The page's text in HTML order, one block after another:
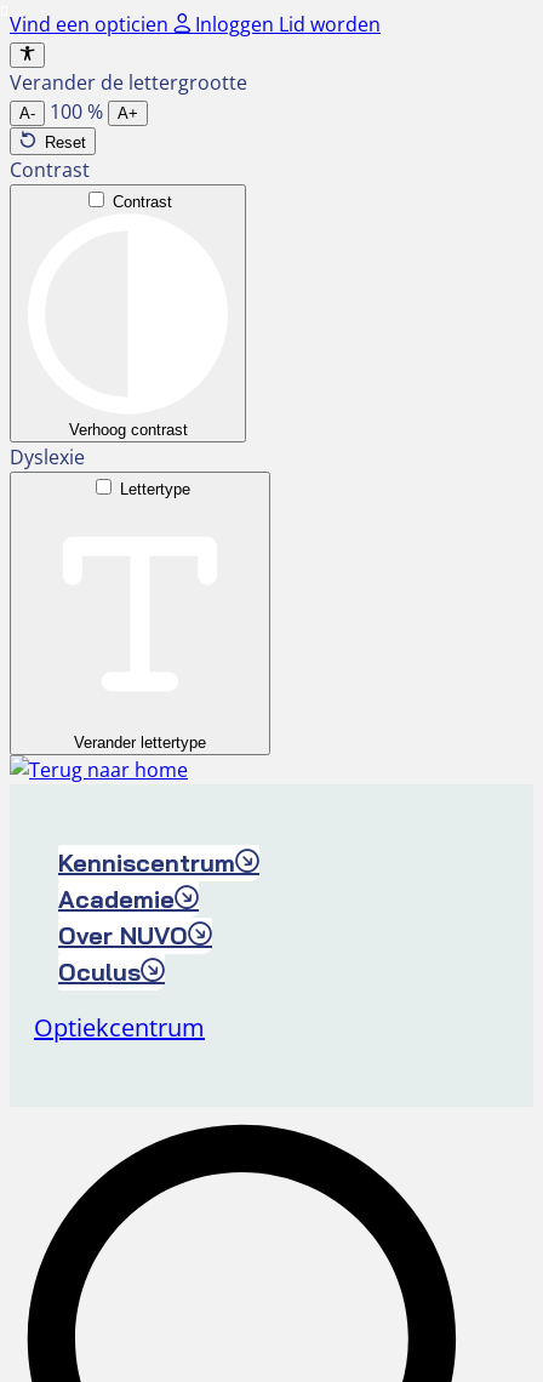
Ga
naar
de
inhoud
Vind een opticien Inloggen Lid worden
Verander de lettergrootte
A- 100%
A+
Reset
Contrast
Contrast
Verhoog contrast
Dyslexie
Lettertype
Verander lettertype
Kenniscentrum
Academie
Over NUVO
Oculus
Optiekcentrum